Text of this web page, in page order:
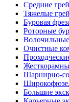
Средние
Тяжелые
Буровая
Роторные
Очистные
Шарнирно-
Большие